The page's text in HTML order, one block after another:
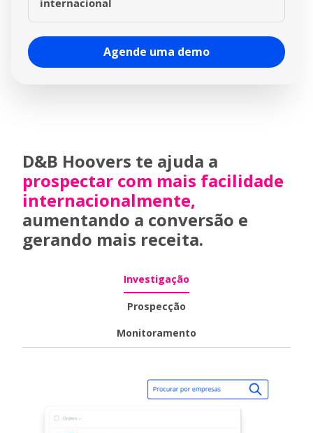
classificações padronizadas de mais de 587
milhões de empresas de todo o mundo.
todos os países do mundo.
Agende uma demo
D&B Hoovers te ajuda a
prospectar com mais facilidade
internacionalmente,
aumentando a conversão e
gerando mais receita.
Investigação
Prospecção
Monitoramento